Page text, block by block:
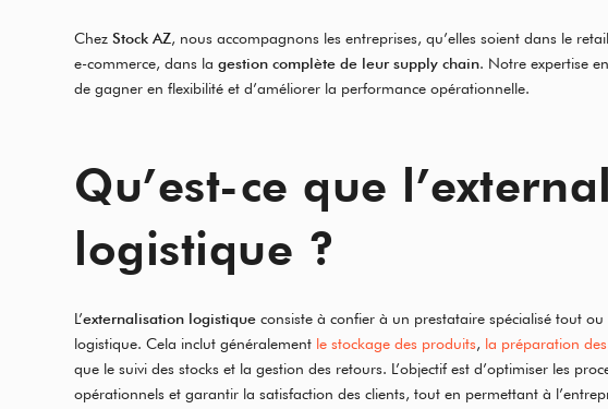
Chez Stock AZ, nous accompagnons les entreprises, qu’elles soient dans le
e-commerce, dans la gestion complète de leur supply chain. Notre expertise
de gagner en flexibilité et d’améliorer la performance opérationnelle.
Qu’est-ce que
logistique ?
L’externalisation logistique consiste à confier à un prestataire spécialisé tout
logistique. Cela inclut généralement le stockage des produits, la préparation
que le suivi des stocks et la gestion des retours. L’objectif est d’optimiser les
opérationnels et garantir la satisfaction des clients, tout en permettant à